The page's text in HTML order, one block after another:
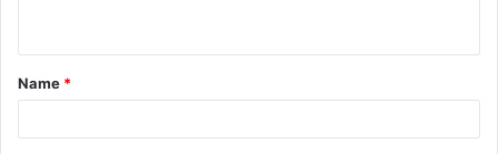
t
*
Name *